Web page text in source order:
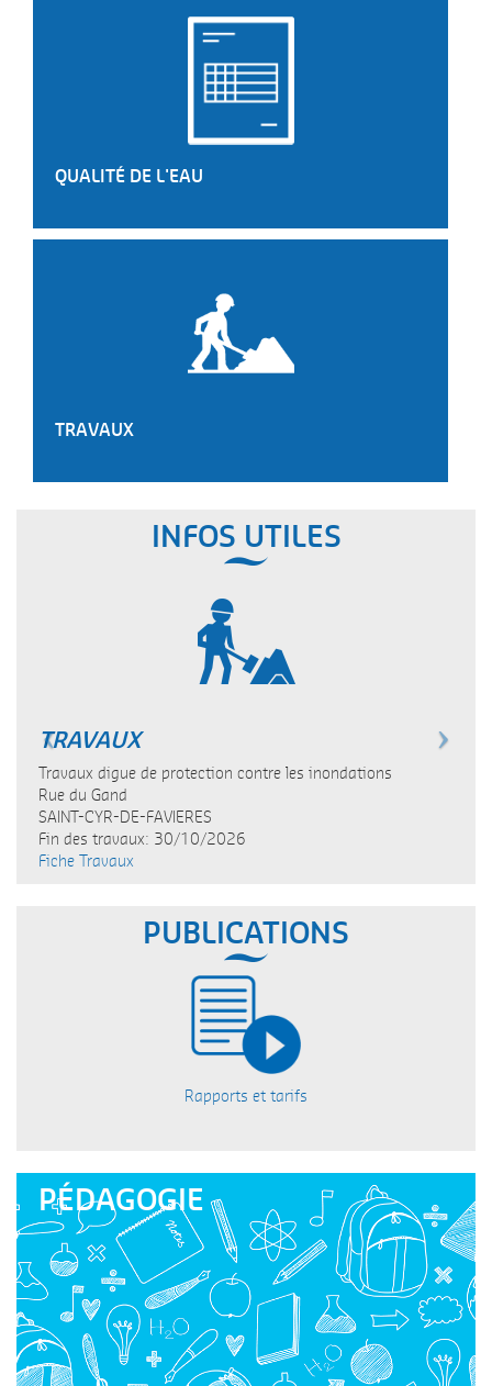
Trouver mes réponses
FORTES CHALEURS
ECONOMISONS L'EAU
Je m'informe des restrictions d'usages de l'eau dans ma commune
survigieau.gouv.fr
FACILITER LES ÉCHANGES
QUALITÉ DE L'EAU
TRAVAUX
INFOS UTILES
TRAVAUX
Travaux digue de protection contre les inondations
Rue du Gand
SAINT-CYR-DE-FAVIERES
Fin des travaux: 30/10/2026
Fiche Travaux
PUBLICATIONS
Rapports et tarifs
PÉDAGOGIE